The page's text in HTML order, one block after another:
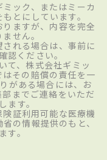
ック、またはミーカ
とにしています。
ますが、内容を完全
せん。
れる場合は、事前に
認ください。
て、株式会社ギミッ
その賠償の責任を一
がある場合には、お
までご連絡をいただ
ます。
証利用可能な医療機
の情報提供のもと、
す。